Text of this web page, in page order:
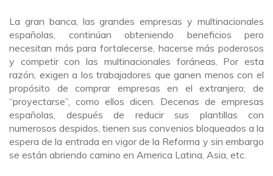
La gran banca, las grandes empresas y multinacionales
españolas, continúan obteniendo beneficios pero
necesitan más para fortalecerse, hacerse más poderosos
y competir con las multinacionales foráneas. Por esta
razón, exigen a los trabajadores que ganen menos con el
propósito de comprar empresas en el extranjero; de
“proyectarse”, como ellos dicen. Decenas de empresas
españolas, después de reducir sus plantillas con
numerosos despidos, tienen sus convenios bloqueados a la
espera de la entrada en vigor de la Reforma y sin embargo
se están abriendo camino en America Latina, Asia, etc.